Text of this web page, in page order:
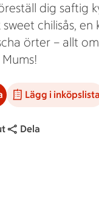
dig saftig
chilisås, en
örter – allt
Lägg i inköpslista
Dela